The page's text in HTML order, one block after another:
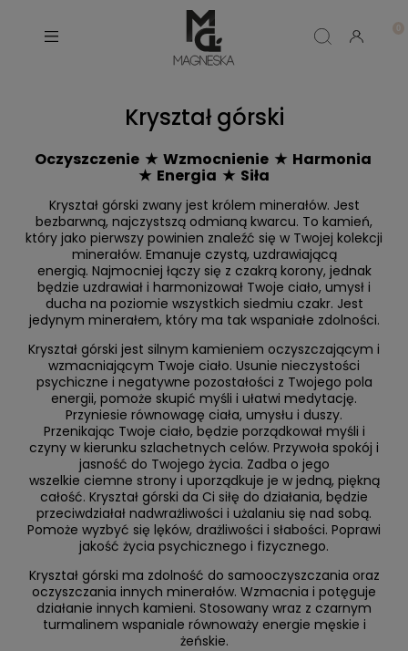
Kryształ górski
Oczyszczenie ★ Wzmocnienie ★ Harmonia
★ Energia ★ Siła
Kryształ górski zwany jest królem minerałów. Jest
bezbarwną, najczystszą odmianą kwarcu. To kamień,
który jako pierwszy powinien znaleźć się w Twojej kolekcji
minerałów. Emanuje czystą, uzdrawiającą
energią. Najmocniej łączy się z czakrą korony, jednak
będzie uzdrawiał i harmonizował Twoje ciało, umysł i
ducha na poziomie wszystkich siedmiu czakr. Jest
jedynym minerałem, który ma tak wspaniałe zdolności.
Kryształ górski jest silnym kamieniem oczyszczającym i
wzmacniającym Twoje ciało. Usunie nieczystości
psychiczne i negatywne pozostałości z Twojego pola
energii, pomoże skupić myśli i ułatwi medytację.
Przyniesie równowagę ciała, umysłu i duszy.
Przenikając Twoje ciało, będzie porządkował myśli i
czyny w kierunku szlachetnych celów. Przywoła spokój i
jasność do Twojego życia. Zadba o jego
wszelkie ciemne strony i uporządkuje je w jedną, piękną
całość. Kryształ górski da Ci siłę do działania, będzie
przeciwdziałał nadwrażliwości i użalaniu się nad sobą.
Pomoże wyzbyć się lęków, drażliwości i słabości. Poprawi
jakość życia psychicznego i fizycznego.
Kryształ górski ma zdolność do samooczyszczania oraz
oczyszczania innych minerałów. Wzmacnia i potęguje
działanie innych kamieni. Stosowany wraz z czarnym
turmalinem wspaniale równoważy energie męskie i
żeńskie.